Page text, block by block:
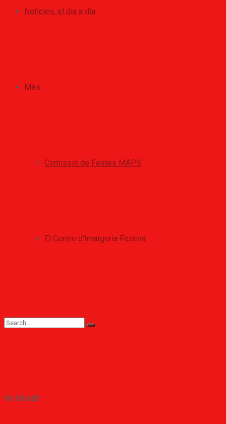
Notícies, el dia a dia
Més
Comissió de Festes MAPS
El Centre d’Imatgeria Festiva
No Result